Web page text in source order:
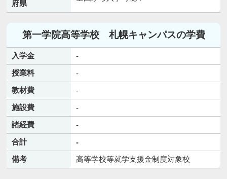
府県
第一学院高等学校 札幌キャンパスの学費
入学金
-
授業料
-
教材費
-
施設費
-
諸経費
-
合計
-
備考
高等学校等就学支援金制度対象校